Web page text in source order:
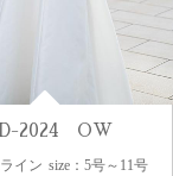
2024 OW
イン size：5号～11号